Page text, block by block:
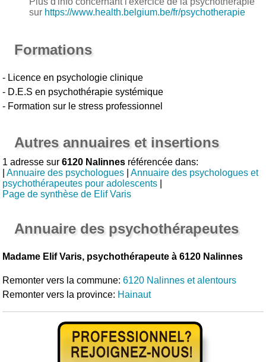
sur https://www.health.belgium.be/fr/psychotherapie
Formations
- Licence en psychologie clinique
- D.E.S en psychothérapie systémique
- Formation sur le stress professionnel
Autres annuaires et insertions
1 adresse sur6120 Nalinnes référencée dans:
|Annuaire des psychologues |Annuaire des psychologues et
psychothérapeutes pour adolescents
Page de synthèse de Elif Varis
Annuaire des psychothérapeutes
Madame Elif Varis, psychothérapeute à 6120 Nalinnes
Remonter vers la commune:6120 Nalinnes et alentours
Remonter vers la province: Hainaut